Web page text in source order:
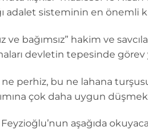
adalet sisteminin en önemli
ve bağımsız” hakim ve
devletin tepesinde
perhiz, bu ne lahana
çok daha uygun
aşağıda